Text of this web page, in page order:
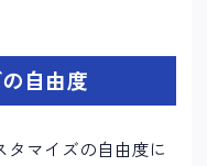
自由度
タマイズの自由度に